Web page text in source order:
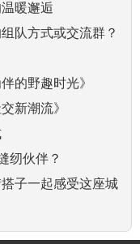
暖邂逅
队方式或交流群？
的野趣时光》
新潮流》
纫伙伴？
子一起感受这座城